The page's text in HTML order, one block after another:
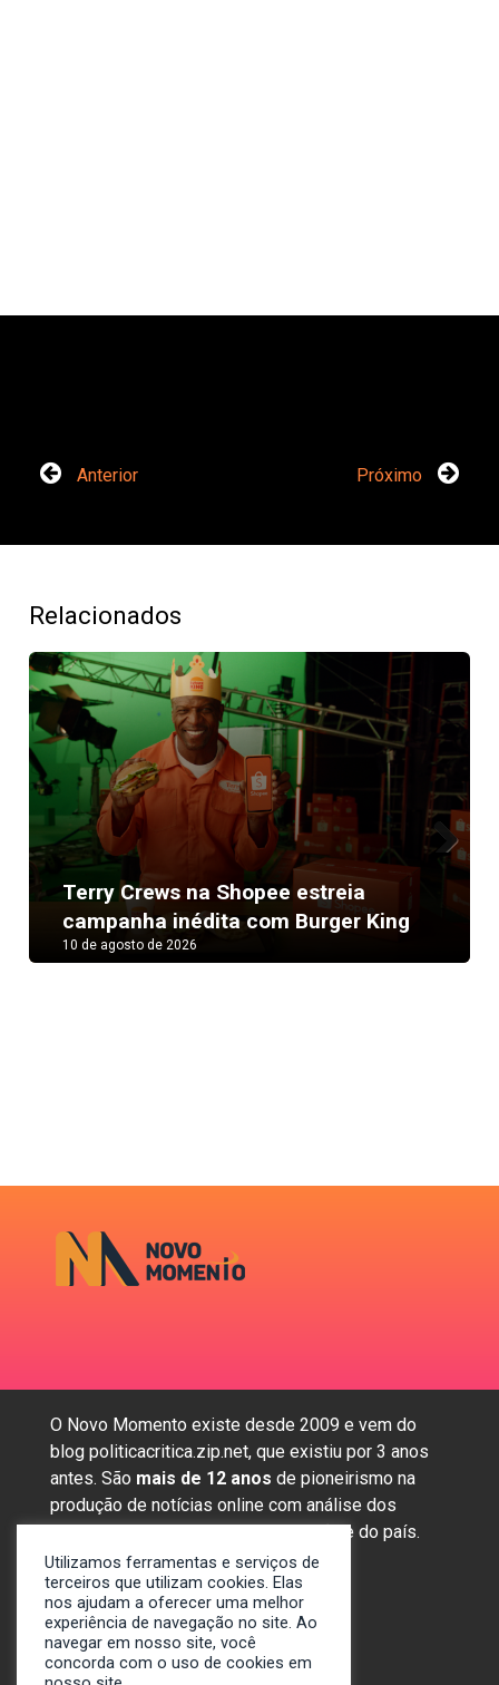
Anterior Próximo
Relacionados
Terry Crews na Shopee estreia
campanha inédita com Burger King
10 de agosto de 2026
O Novo Momento existe desde 2009 e vem do
blog politicacritica.zip.net, que existiu por 3 anos
antes. São mais de 12 anos de pioneirismo na
produção de notícias online com análise dos
assuntos mais importantes da região e do país.
Sobre nós
Anunciar
Contato
Utilizamos ferramentas e serviços de
terceiros que utilizam cookies. Elas
nos ajudam a oferecer uma melhor
experiência de navegação no site. Ao
navegar em nosso site, você
concorda com o uso de cookies em